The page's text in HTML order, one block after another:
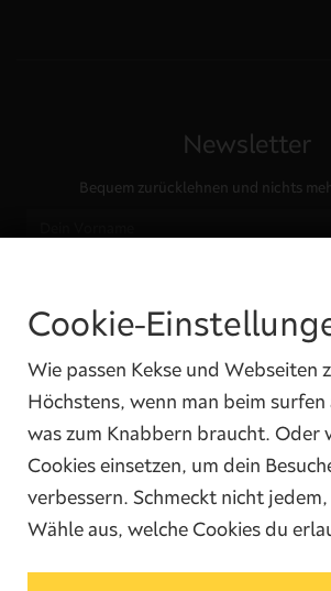
Newsletter
Bequem zurücklehnen und nichts
Ja, ich habe dieDatenschutzbedingungen
Kontakt
Cookie-
Wie passen Kekse und Webseiten
Höchstens, wenn man beim
was zum Knabbern braucht. Oder
Cookies einsetzen, um dein
verbessern. Schmeckt nicht
Wähle aus, welche Cookies du